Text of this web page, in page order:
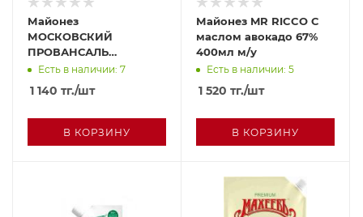
Майонез
МОСКОВСКИЙ
ПРОВАНСАЛЬ
Классический 67%
Есть в наличии: 7
1 140 тг./шт
В КОРЗИНУ
Майонез MR RICCO С
маслом авокадо 67%
400мл м/у
Есть в наличии: 5
1 520 тг./шт
В КОРЗИНУ